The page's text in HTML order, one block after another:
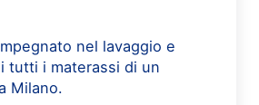
nel lavaggio e
tutti i materassi di un
Milano.